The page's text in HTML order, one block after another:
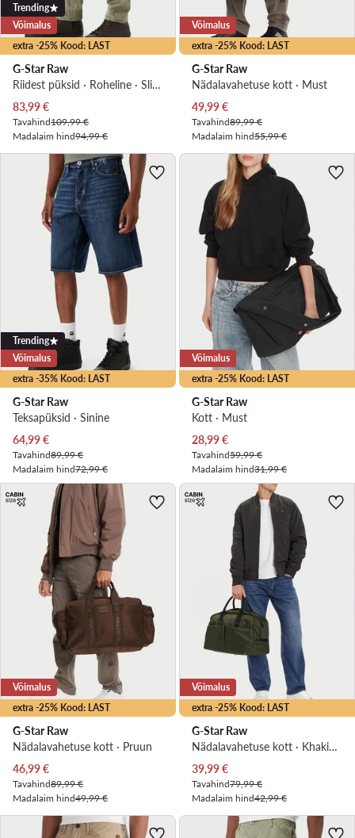
extra -25% Kood: LAST
Trending
Võimalus
G-Star Raw
Riidest püksid · Roheline · Slim Fit
Praegune hind
83,99€
Tavahind109,99 €
Madalaim hind94,99 €
extra -25% Kood: LAST
Võimalus
G-Star Raw
Nädalavahetuse kott · Must
Praegune hind
49,99€
Tavahind89,99 €
Madalaim hind55,99 €
extra -35% Kood: LAST
Trending
Võimalus
G-Star Raw
Teksapüksid · Sinine
Praegune hind
64,99€
Tavahind89,99 €
Madalaim hind72,99 €
extra -25% Kood: LAST
Võimalus
G-Star Raw
Kott · Must
Praegune hind
28,99€
Tavahind59,99 €
Madalaim hind31,99 €
extra -25% Kood: LAST
Võimalus
G-Star Raw
Nädalavahetuse kott · Pruun
Praegune hind
46,99€
Tavahind89,99 €
Madalaim hind49,99 €
extra -25% Kood: LAST
Võimalus
G-Star Raw
Nädalavahetuse kott · Khakivärviline
Praegune hind
39,99€
Tavahind79,99 €
Madalaim hind42,99 €